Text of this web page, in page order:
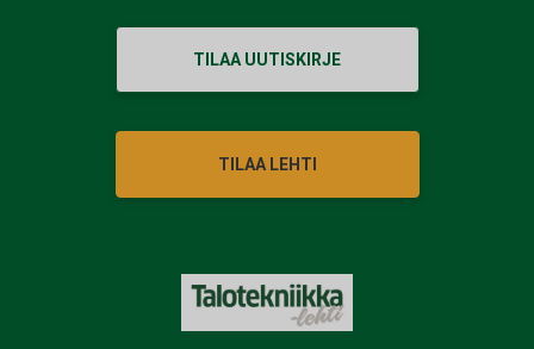
TILAA UUTISKIRJE
TILAA LEHTI